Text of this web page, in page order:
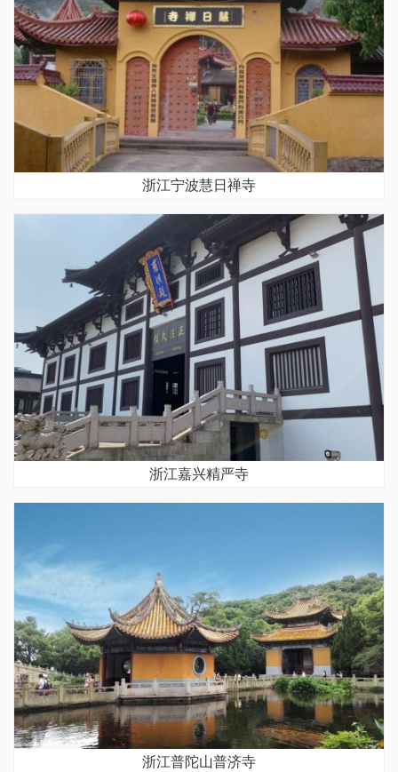
浙江宁波慧日禅寺
浙江嘉兴精严寺
浙江普陀山普济寺